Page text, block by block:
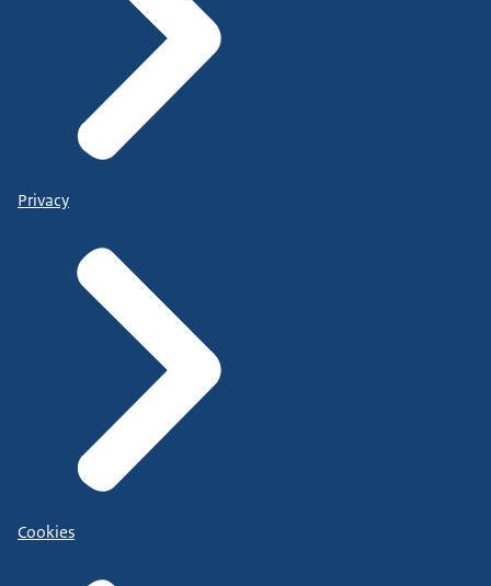
Privacy
Cookies